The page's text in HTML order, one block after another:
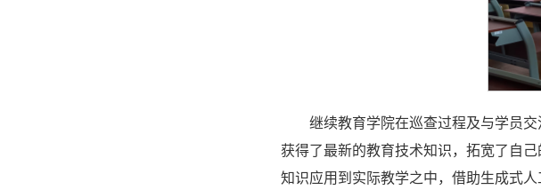
继续教育学院在巡查过程及与学员
获得了最新的教育技术知识，拓宽了自
知识应用到实际教学之中，借助生成式